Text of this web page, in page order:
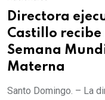
Directora
Castillo recibe
Semana
Materna
Santo Domingo. – La